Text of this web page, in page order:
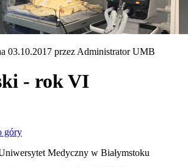
03.10.2017 przez Administrator UMB
- rok VI
góry
Medyczny w Białymstoku